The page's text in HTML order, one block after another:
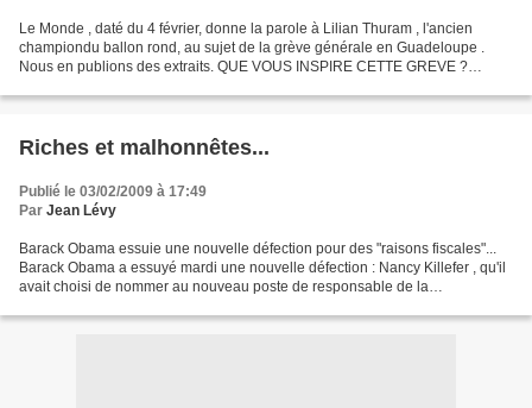
Le Monde , daté du 4 février, donne la parole à Lilian Thuram , l'ancien
championdu ballon rond, au sujet de la grève générale en Guadeloupe .
Nous en publions des extraits. QUE VOUS INSPIRE CETTE GREVE ?
Riches et malhonnêtes...
Publié le 03/02/2009 à 17:49
Par Jean Lévy
Barack Obama essuie une nouvelle défection pour des "raisons fiscales"...
Barack Obama a essuyé mardi une nouvelle défection : Nancy Killefer , qu'il
avait choisi de nommer au nouveau poste de responsable de la